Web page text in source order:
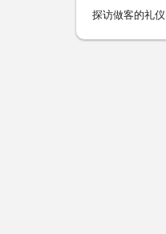
探访做客的礼仪